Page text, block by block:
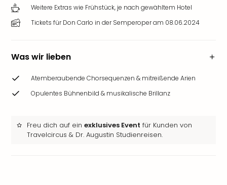
Weitere Extras wie Frühstück, je nach gewähltem Hotel
Tickets für Don Carlo in der Semperoper am 08.06.2024
Was wir lieben
Atemberaubende Chorsequenzen & mitreißende Arien
Opulentes Bühnenbild & musikalische Brillanz
Freu dich auf ein exklusives Event für Kunden von
Travelcircus & Dr. Augustin Studienreisen.